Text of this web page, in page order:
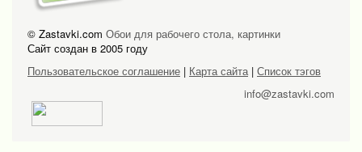
© Zastavki.com Обои для рабочего стола, картинки
Сайт создан в 2005 году
Пользовательское соглашение | Карта сайта| Список тэгов
info@zastavki.com